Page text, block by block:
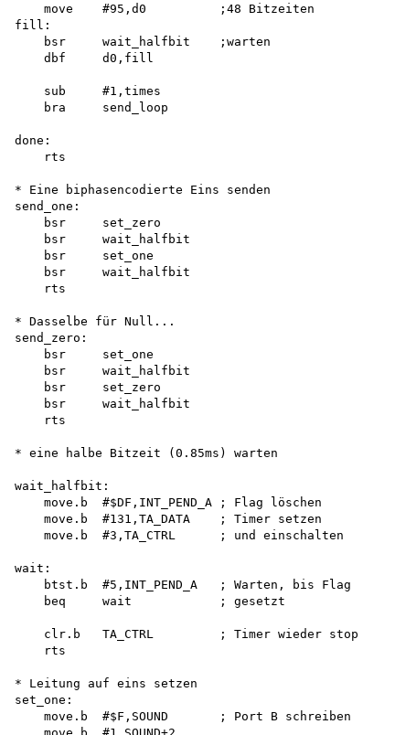
    move    #95,d0          ;48 Bitzeiten
fill:
    bsr     wait_halfbit    ;warten
    dbf     d0,fill
    sub     #1,times
    bra     send_loop
done:
    rts
* Eine biphasencodierte Eins senden
send_one:
    bsr     set_zero
    bsr     wait_halfbit
    bsr     set_one
    bsr     wait_halfbit
    rts
* Dasselbe für Null...
send_zero:
    bsr     set_one
    bsr     wait_halfbit
    bsr     set_zero
    bsr     wait_halfbit
    rts
* eine halbe Bitzeit (0.85ms) warten
wait_halfbit:
    move.b  #$DF,INT_PEND_A ; Flag löschen
    move.b  #131,TA_DATA    ; Timer setzen
    move.b  #3,TA_CTRL      ; und einschalten
wait:
    btst.b  #5,INT_PEND_A   ; Warten, bis Flag
    beq     wait            ; gesetzt
    clr.b   TA_CTRL         ; Timer wieder stop
    rts
* Leitung auf eins setzen
set_one:
    move.b  #$F,SOUND       ; Port B schreiben